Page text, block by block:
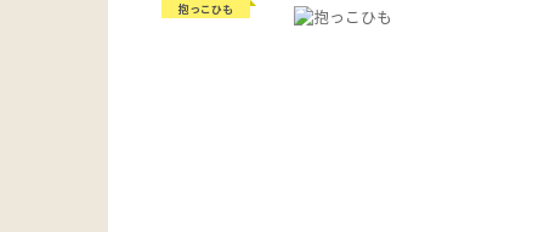
抱っこひも